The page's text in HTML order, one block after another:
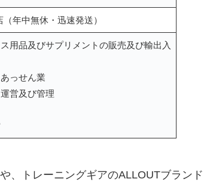
年中無休・迅速発送）
用品及びサプリメントの販売及び輸出入
っせん業
営及び管理
、トレーニングギアのALLOUTブランド